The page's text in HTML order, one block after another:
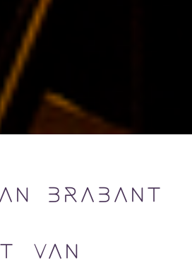
BRABANT
VAN